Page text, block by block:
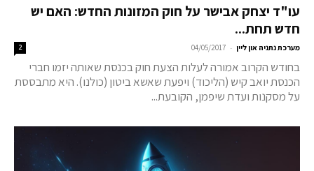
עו"ד יצחק אבישר על חוק המזונות החדש: האם יש
חדש תחת...
מערכת נתניה און ליין -
04/05/2017
2
בחודש הקרוב אמורה לעלות הצעת חוק בכנסת שאותה יזמו חברי
הכנסת יואב קיש (הליכוד) ויפעת שאשא ביטון (כולנו). היא מתבססת
על מסקנות ועדת שיפמן, הקובעת...